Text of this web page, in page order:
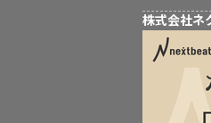
株式会社ネ